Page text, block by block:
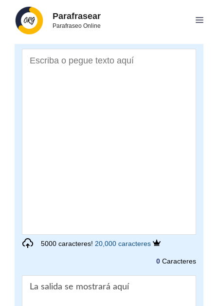
content
Parafrasear
Parafraseo Online
5000 caracteres! 20,000 caracteres
0 Caracteres